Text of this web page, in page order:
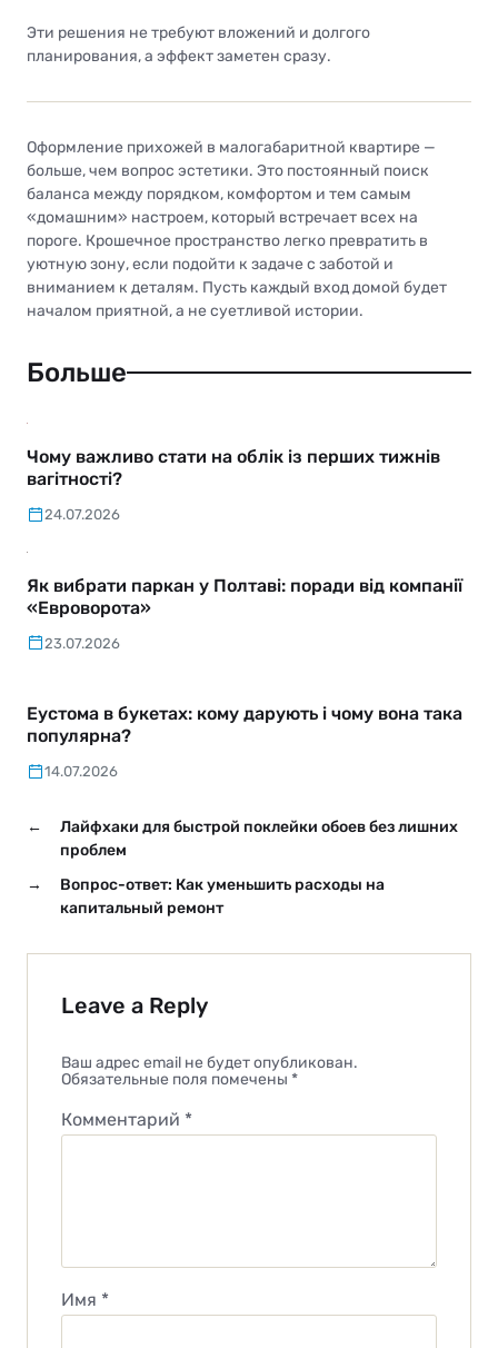
Эти решения не требуют вложений и долгого
планирования, а эффект заметен сразу.
Оформление прихожей в малогабаритной квартире —
больше, чем вопрос эстетики. Это постоянный поиск
баланса между порядком, комфортом и тем самым
«домашним» настроем, который встречает всех на
пороге. Крошечное пространство легко превратить в
уютную зону, если подойти к задаче с заботой и
вниманием к деталям. Пусть каждый вход домой будет
началом приятной, а не суетливой истории.
Больше
Чому важливо стати на облік із перших тижнів
вагітності?
24.07.2026
Як вибрати паркан у Полтаві: поради від компанії
«Евроворота»
23.07.2026
Еустома в букетах: кому дарують і чому вона така
популярна?
14.07.2026
←
Лайфхаки для быстрой поклейки обоев без лишних
проблем
→
Вопрос-ответ: Как уменьшить расходы на
капитальный ремонт
Leave a Reply
Ваш адрес email не будет опубликован.
Обязательные поля помечены *
Комментарий *
Имя *